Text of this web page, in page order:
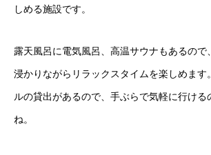
しめる施設です。
露天風呂に電気風呂、高温サウナもあるので
浸かりながらリラックスタイムを楽しめます
ルの貸出があるので、手ぶらで気軽に行ける
ね。